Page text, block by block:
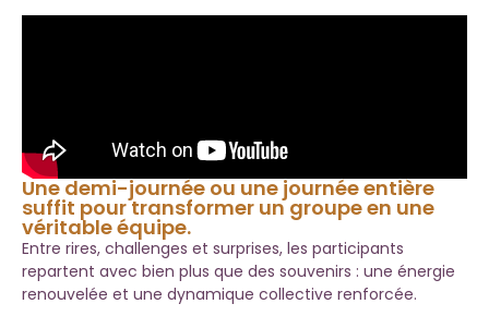
Une demi-journée ou une journée entière
suffit pour transformer un groupe en une
véritable équipe.
Entre rires, challenges et surprises, les participants
repartent avec bien plus que des souvenirs : une énergie
renouvelée et une dynamique collective renforcée.